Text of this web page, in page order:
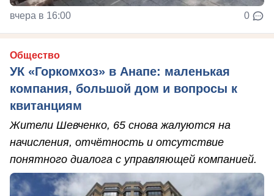
вчера в 16:00 0
Общество
УК «Горкомхоз» в Анапе: маленькая
компания, большой дом и вопросы к
квитанциям
Жители Шевченко, 65 снова жалуются на
начисления, отчётность и отсутствие
понятного диалога с управляющей компанией.